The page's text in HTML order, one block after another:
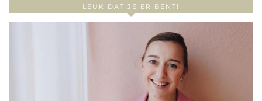
LEUK DAT JE ER BENT!